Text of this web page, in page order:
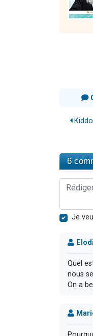
6
Je
Quel
nous
On a